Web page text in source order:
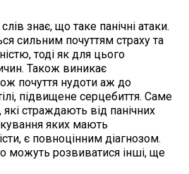
знає, що таке панічні атаки.
сильним почуттям страху та
тоді як для цього
Також виникає
почуття нудоти аж до
підвищене серцебиття. Саме
страждають від панічних
яких мають
є повноцінним діагнозом.
можуть розвиватися інші, ще